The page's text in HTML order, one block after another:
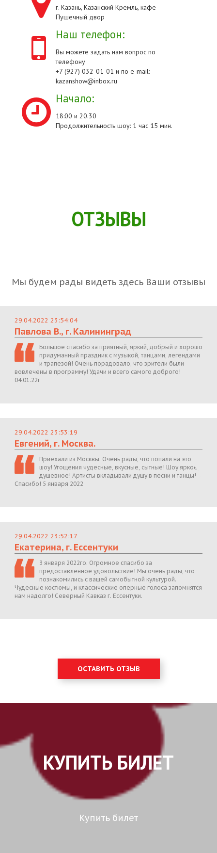
г. Казань, Казанский Кремль, кафе
Пушечный двор
Наш телефон:
Вы можете задать нам вопрос по
телефону
+7 (927) 032-01-01 и по e-mail:
kazanshow@inbox.ru
Начало:
18:00 и 20.30
Продолжительность шоу: 1 час 15 мин.
ОТЗЫВЫ
Мы будем рады видеть здесь Ваши отзывы
29.04.2022 23:54:04
Павлова В., г. Калининград
Большое спасибо за приятный, яркий, добрый и хорошо
придуманный праздник с музыкой, танцами, легендами
и трапезой! Очень порадовало, что зрители были
вовлечены в программу! Удачи и всего самого доброго!
04.01.22г
29.04.2022 23:53:19
Евгений, г. Москва.
Приехали из Москвы. Очень рады, что попали на это
шоу! Угощения чудесные, вкусные, сытные! Шоу яркое,
душевное! Артисты вкладывали душу в песни и танцы!
Спасибо! 5 января 2022
29.04.2022 23:52:17
Екатерина, г. Ессентуки
3 января 2022го. Огромное спасибо за
предоставленное удовольствие! Мы очень рады, что
познакомились с вашей самобытной культурой.
Чудесные костюмы, и классические оперные голоса запомнятся
нам надолго! Северный Кавказ г. Ессентуки.
ОСТАВИТЬ ОТЗЫВ
КУПИТЬ БИЛЕТ
Купить билет